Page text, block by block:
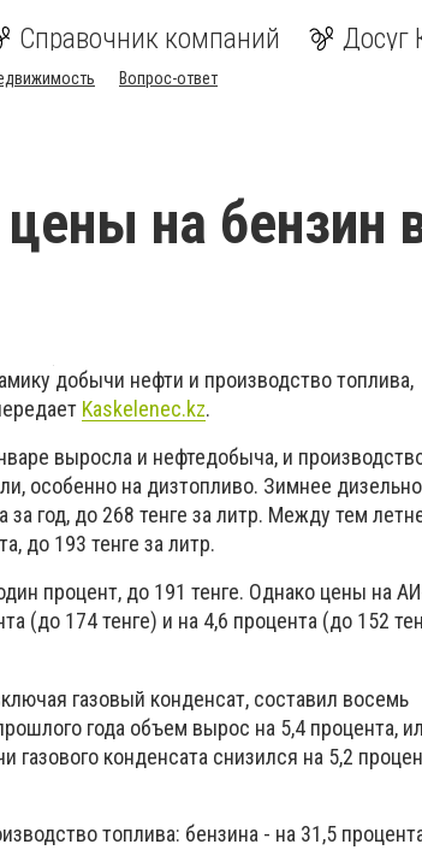
Справочник компаний Досуг
Вопрос-ответ
на бензин
добычи нефти и производство топлива,
Kaskelenec.kz.
выросла и нефтедобыча, и
особенно на дизтопливо. Зимнее
год, до 268 тенге за литр. Между тем
до 193 тенге за литр.
процент, до 191 тенге. Однако цены на
(до 174 тенге) и на 4,6 процента (до 152
газовый конденсат, составил восемь
года объем вырос на 5,4 процента,
конденсата снизился на 5,2
топлива: бензина - на 31,5